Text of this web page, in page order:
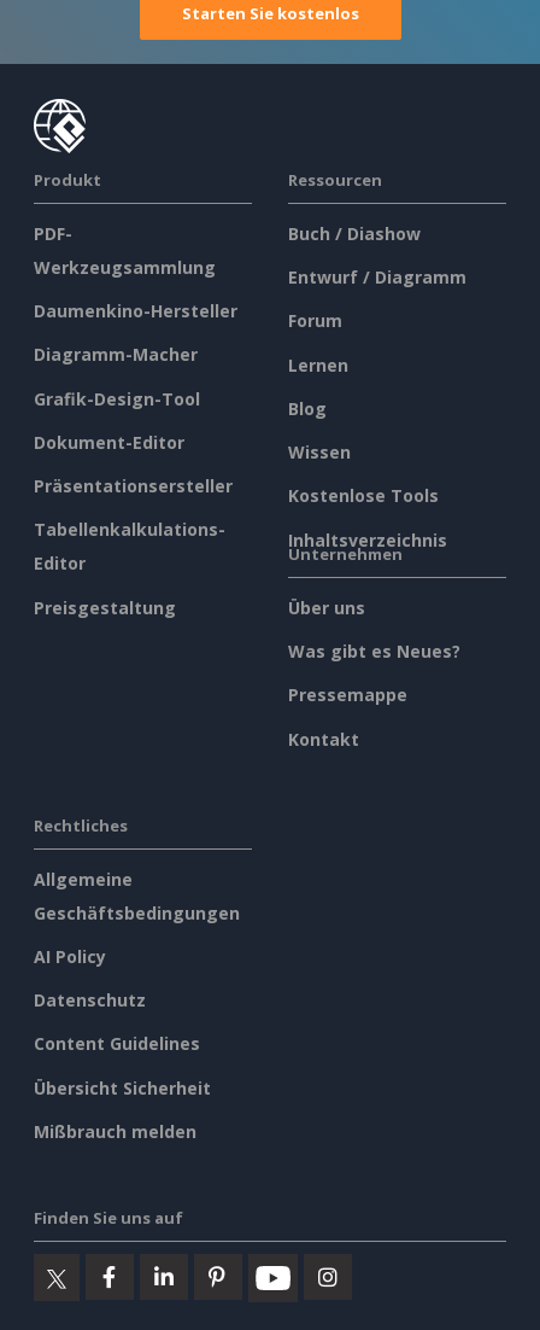
Starten Sie kostenlos
Produkt
PDF-
Werkzeugsammlung
Daumenkino-Hersteller
Diagramm-Macher
Grafik-Design-Tool
Dokument-Editor
Präsentationsersteller
Tabellenkalkulations-
Editor
Preisgestaltung
Ressourcen
Buch / Diashow
Entwurf / Diagramm
Forum
Lernen
Blog
Wissen
Kostenlose Tools
Inhaltsverzeichnis
Unternehmen
Über uns
Was gibt es Neues?
Pressemappe
Kontakt
Rechtliches
Allgemeine
Geschäftsbedingungen
AI Policy
Datenschutz
Content Guidelines
Übersicht Sicherheit
Mißbrauch melden
Finden Sie uns auf